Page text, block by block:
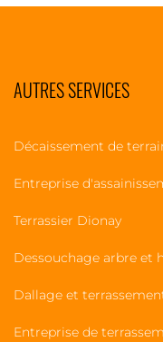
AUTRES SERVICES
Décaissement de
Entreprise
Terrassier Dionay
Dessouchage arbre et
Dallage et
Entreprise de